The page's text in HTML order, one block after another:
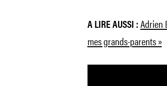
A LIRE AUSSI : Adrien
mes grands-parents »